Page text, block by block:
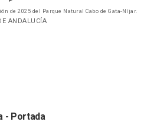
de 2025 del Parque Natural Cabo de Gata-Níjar.
ANDALUCÍA
- Portada